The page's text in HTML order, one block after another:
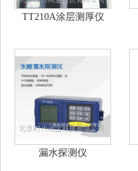
TT210A涂层测厚仪
漏水探测仪